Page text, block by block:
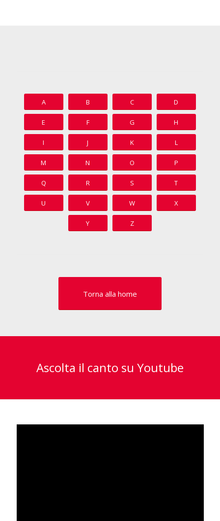
A B C D
E F G H
I J K L
M N O P
Q R S T
U V W X
Y Z
Torna alla home
Ascolta il canto su Youtube